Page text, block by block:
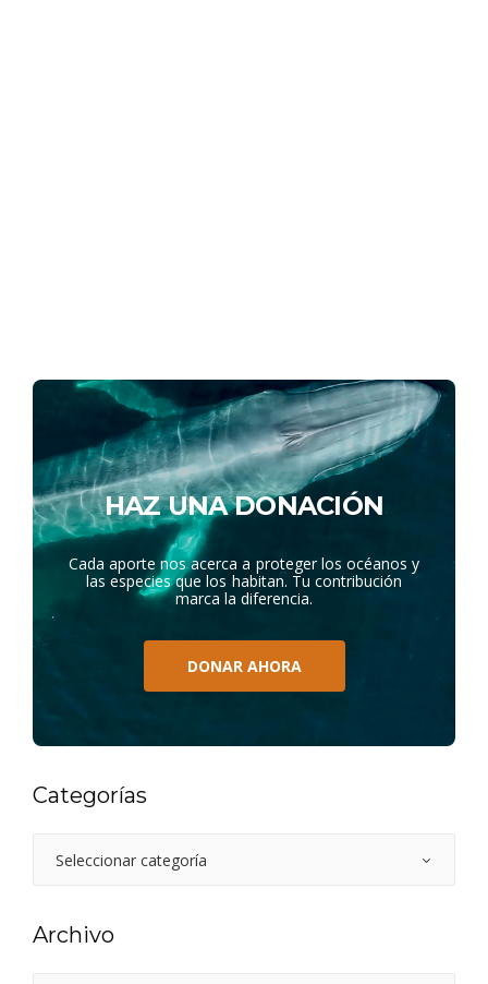
HAZ UNA DONACIÓN
Cada aporte nos acerca a proteger los océanos y
las especies que los habitan. Tu contribución
marca la diferencia.
DONAR AHORA
Categorías
Archivo